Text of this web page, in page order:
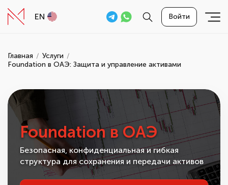
EN Войти
Главная
Услуги
Foundation в ОАЭ: Защита и управление активами
Foundation в ОАЭ
Безопасная, конфиденциальная и гибкая
структура для сохранения и передачи активов